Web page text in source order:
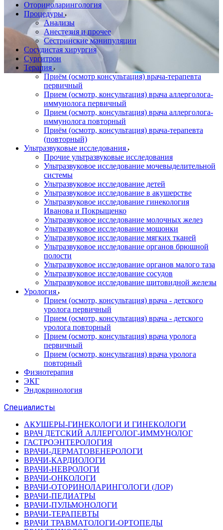
Оториноларингология
Процедуры
Анализы
Анестезия и прочее
Сестринские манипуляции
Сосудистая хирургия
Сургитрон
Терапия
Приём (осмотр консультация) врача-терапевта
первичный
Прием (осмотр, консультация) врача аллерголога-
иммунолога первичный
Прием (осмотр, консультация) врача аллерголога-
иммунолога повторный
Приём (осмотр, консультация) врача-терапевта
(повторный)
Ультразвуковые исследования
Прочие ультразвуковые исследования
Ультразвуковое исследование мочевыделительной
системы
Ультразвуковое исследование детей
Ультразвуковое исследование в акушерстве
Ультразвуковое исследование гинекология
Иванова и Покрыщенко
Ультразвуковое исследование молочных желез
Ультразвуковое исследование мошонки
Ультразвуковое исследование мягких тканей
Ультразвуковое исследование органов брюшной
полости
Ультразвуковое исследование органов малого таза
Ультразвуковое исследование сосудов
Ультразвуковое исследование щитовидной железы
Урология
Прием (осмотр, консультация) врача - детского
уролога первичный
Прием (осмотр, консультация) врача - детского
уролога повторный
Прием (осмотр, консультация) врача уролога
первичный
Прием (осмотр, консультация) врача уролога
повторный
Физиотерапия
ЭКГ
Эндокринология
Специалисты
АКУШЕРЫ-ГИНЕКОЛОГИ И ГИНЕКОЛОГИ
ВРАЧ ДЕТСКИЙ АЛЛЕРГОЛОГ-ИММУНОЛОГ
ГАСТРОЭНТЕРОЛОГИЯ
ВРАЧИ-ДЕРМАТОВЕНЕРОЛОГИ
ВРАЧИ-КАРДИОЛОГИ
ВРАЧИ-НЕВРОЛОГИ
ВРАЧИ-ОНКОЛОГИ
ВРАЧИ-ОТОРИНОЛАРИНГОЛОГИ (ЛОР)
ВРАЧИ-ПЕДИАТРЫ
ВРАЧИ-ПУЛЬМОНОЛОГИ
ВРАЧИ-ТЕРАПЕВТЫ
ВРАЧИ ТРАВМАТОЛОГИ-ОРТОПЕДЫ